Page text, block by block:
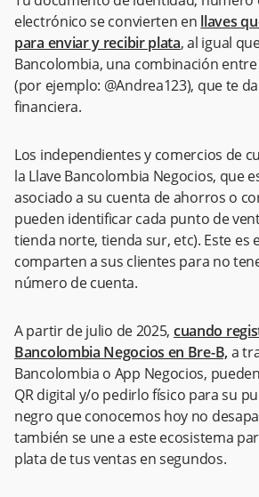
electrónico se convierten en llaves
para enviar y recibir plata, al igual
Bancolombia, una combinación
(por ejemplo: @Andrea123), que te
financiera.
Los independientes y comercios de
la Llave Bancolombia Negocios, que
asociado a su cuenta de ahorros o
pueden identificar cada punto de
tienda norte, tienda sur, etc). Este es
comparten a sus clientes para no
número de cuenta.
A partir de julio de 2025, cuando
Bancolombia Negocios en Bre-B, a
Bancolombia o App Negocios,
QR digital y/o pedirlo físico para su
negro que conocemos hoy no
también se une a este ecosistema
plata de tus ventas en segundos.